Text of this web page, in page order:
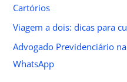
Cartórios
Viagem a dois: dicas para
Advogado Previdenciário
WhatsApp